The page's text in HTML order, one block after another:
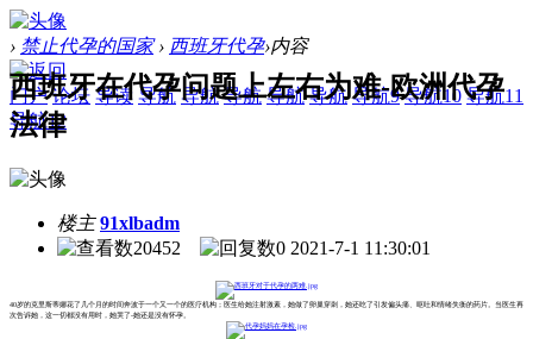
› 禁止代孕的国家 › 西班牙代孕›内容
门户 论坛 导读 导航 导航 导航 导航 导航 导航9 导航10 导航11
导航12
西班牙在代孕问题上左右为难-欧洲代孕
法律
楼主 91xlbadm
20452
0 2021-7-1 11:30:01
40岁的克里斯蒂娜花了几个月的时间奔波于一个又一个的医疗机构；医生给她注射激素，她做了卵巢穿刺，她还吃了引发偏头痛、呕吐和情绪失衡的药片。当医生再
次告诉她，这一切都没有用时，她哭了-她还是没有怀孕。